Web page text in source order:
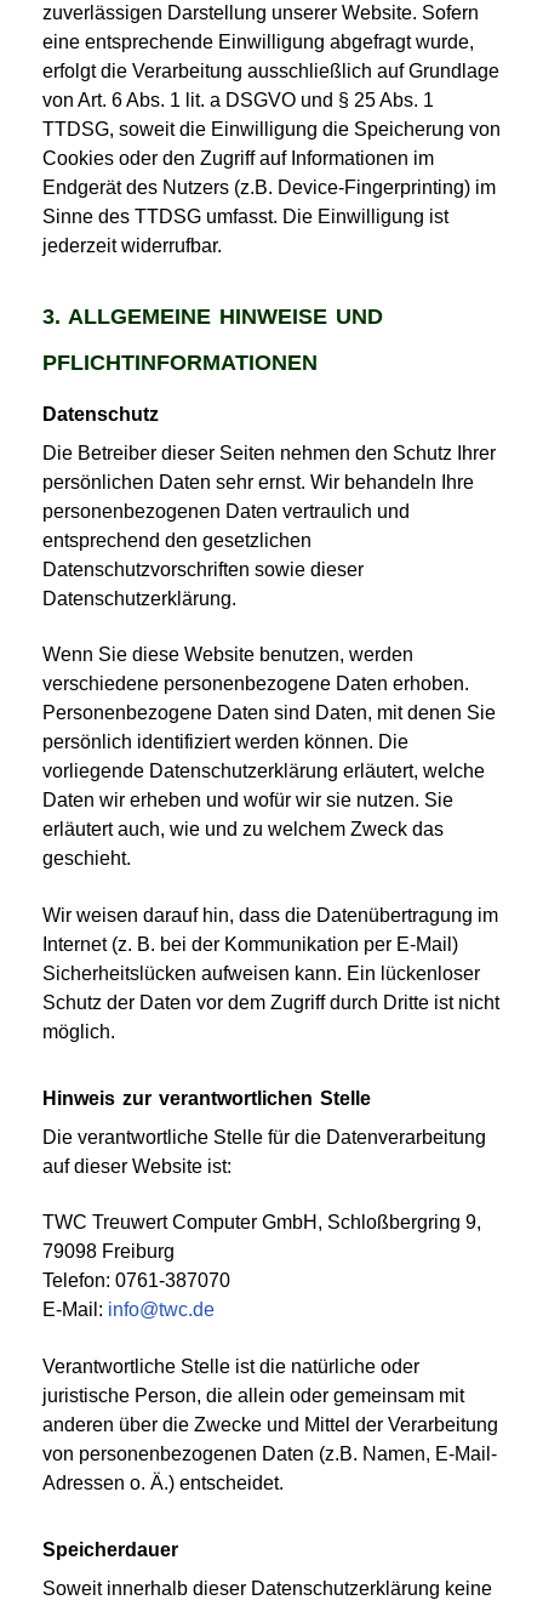
zuverlässigen Darstellung unserer Website. Sofern
eine entsprechende Einwilligung abgefragt wurde,
erfolgt die Verarbeitung ausschließlich auf Grundlage
von Art. 6 Abs. 1 lit. a DSGVO und § 25 Abs. 1
TTDSG, soweit die Einwilligung die Speicherung von
Cookies oder den Zugriff auf Informationen im
Endgerät des Nutzers (z.B. Device-Fingerprinting) im
Sinne des TTDSG umfasst. Die Einwilligung ist
jederzeit widerrufbar.
3. ALLGEMEINE HINWEISE UND
PFLICHTINFORMATIONEN
Datenschutz
Die Betreiber dieser Seiten nehmen den Schutz Ihrer
persönlichen Daten sehr ernst. Wir behandeln Ihre
personenbezogenen Daten vertraulich und
entsprechend den gesetzlichen
Datenschutzvorschriften sowie dieser
Datenschutzerklärung.
Wenn Sie diese Website benutzen, werden
verschiedene personenbezogene Daten erhoben.
Personenbezogene Daten sind Daten, mit denen Sie
persönlich identifiziert werden können. Die
vorliegende Datenschutzerklärung erläutert, welche
Daten wir erheben und wofür wir sie nutzen. Sie
erläutert auch, wie und zu welchem Zweck das
geschieht.
Wir weisen darauf hin, dass die Datenübertragung im
Internet (z. B. bei der Kommunikation per E-Mail)
Sicherheitslücken aufweisen kann. Ein lückenloser
Schutz der Daten vor dem Zugriff durch Dritte ist nicht
möglich.
Hinweis zur verantwortlichen Stelle
Die verantwortliche Stelle für die Datenverarbeitung
auf dieser Website ist:
TWC Treuwert Computer GmbH, Schloßbergring 9,
79098 Freiburg
Telefon: 0761-387070
E-Mail: info@twc.de
Verantwortliche Stelle ist die natürliche oder
juristische Person, die allein oder gemeinsam mit
anderen über die Zwecke und Mittel der Verarbeitung
von personenbezogenen Daten (z.B. Namen, E-Mail-
Adressen o. Ä.) entscheidet.
Speicherdauer
Soweit innerhalb dieser Datenschutzerklärung keine